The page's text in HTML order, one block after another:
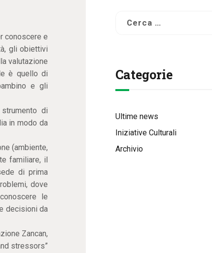
conoscere e
gli obiettivi
valutazione
è quello di
e gli
di
in modo da
(ambiente,
familiare, il
di prima
dove
le
decisioni da
Zancan,
stressors”
Categorie
Ultime news
Iniziative Culturali
Archivio